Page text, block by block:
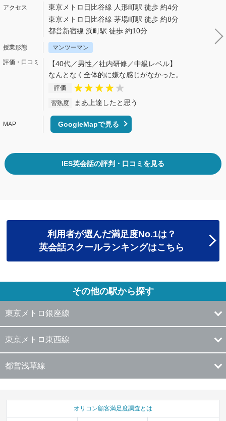
東京メトロ日比谷線 人形町駅 徒歩 約4分
東京メトロ日比谷線 茅場町駅 徒歩 約8分
都営新宿線 浜町駅 徒歩 約10分
マンツーマン
【40代／男性／社内研修／中級レベル】
なんとなく全体的に嫌な感じがなかった。
評価
習熟度 まあ上達したと思う
GoogleMapで見る
IES英会話の評判・口コミを見る
利用者が選んだ満足度No.1は？
英会話スクールランキングはこちら
その他の駅から探す
東京メトロ銀座線
東京メトロ東西線
都営浅草線
オリコン顧客満足度調査とは